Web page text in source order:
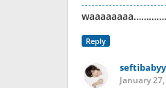
Reply
January